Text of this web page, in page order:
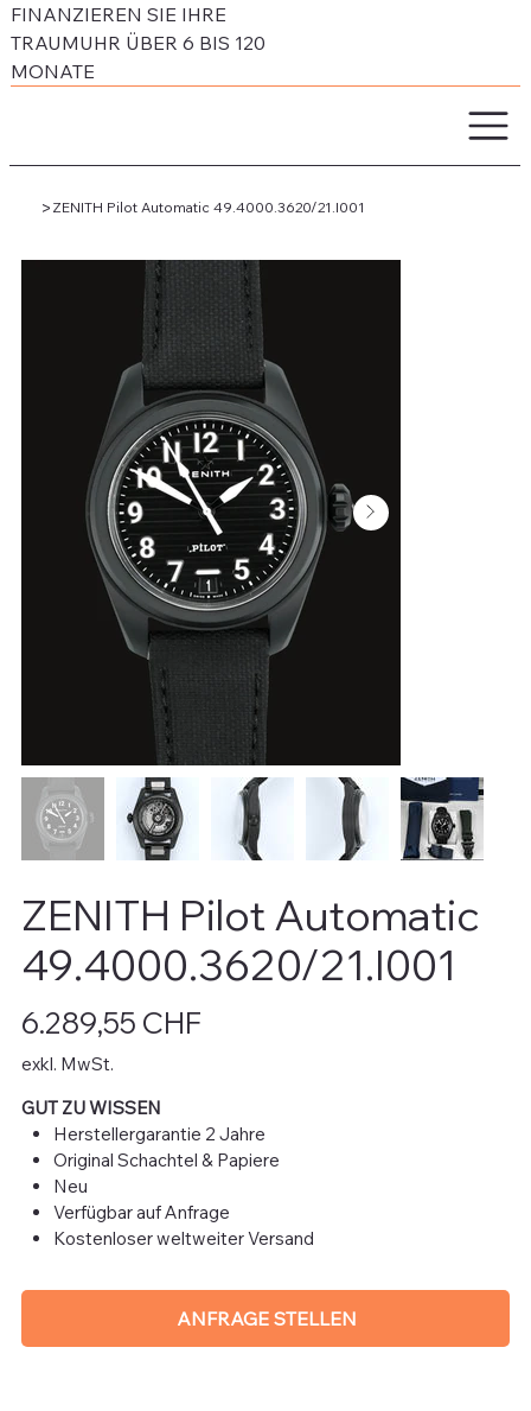
FINANZIEREN SIE IHRE
TRAUMUHR ÜBER 6 BIS 120
MONATE
> ZENITH Pilot Automatic 49.4000.3620/21.I001
ZENITH Pilot Automatic
49.4000.3620/21.I001
6.289,55 CHF
exkl. MwSt.
GUT ZU WISSEN
Herstellergarantie 2 Jahre
Original Schachtel & Papiere
Neu
Verfügbar auf Anfrage
Kostenloser weltweiter Versand
ANFRAGE STELLEN